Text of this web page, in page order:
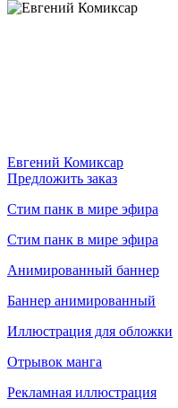
Евгений Комиксар
Предложить заказ
Стим панк в мире эфира
Cтим панк в мире эфира
Анимированный баннер
Баннер анимированный
Иллюстрация для обложки
Отрывок манга
Рекламная иллюстрация